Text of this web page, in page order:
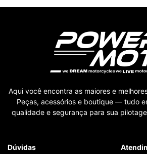
Aqui você encontra as maiores e
Peças, acessórios e boutique — tudo
qualidade e segurança para sua
Dúvidas